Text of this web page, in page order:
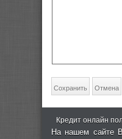
Кредит онлайн
На нашем сайте